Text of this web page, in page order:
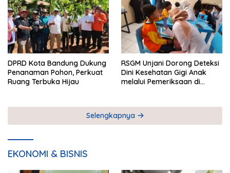
DPRD Kota Bandung Dukung
Penanaman Pohon, Perkuat
Ruang Terbuka Hijau
RSGM Unjani Dorong Deteksi
Dini Kesehatan Gigi Anak
melalui Pemeriksaan di
Selengkapnya
EKONOMI & BISNIS